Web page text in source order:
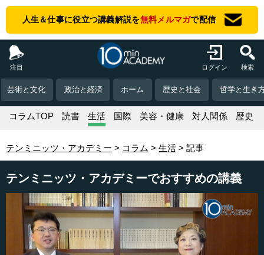
人生＆仕事に役立つ講義解説を無料メルマガで配信
注目 ログイン 検索
芸術と文化 政治と経済 ホーム 歴史と社会 哲学と生き
コラムTOP 読書 生活 国際 美容・健康 対人関係 歴史
テンミニッツ・アカデミー コラム 生活 記事
テンミニッツ・アカデミーでおすすめの講義